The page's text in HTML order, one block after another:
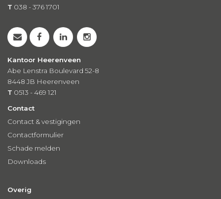
T 038 - 376 1701
Kantoor Heerenveen
Abe Lenstra Boulevard 52-8
8448 JB Heerenveen
T 0513 - 469 121
Contact
Contact & vestigingen
Contactformulier
Schade melden
Downloads
Overig